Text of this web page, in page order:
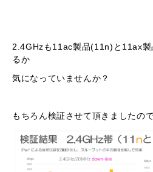
2.4GHzも11ac製品(11n)と11ax製
るか
気になっていませんか？
もちろん検証させて頂きましたの